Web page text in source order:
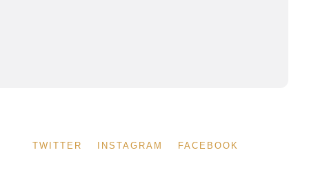
TWITTER INSTAGRAM FACEBOOK